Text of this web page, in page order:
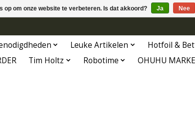
Leuke Artikelen Hotfoil &
Tim Holtz Robotime OHUHU
op om onze website te verbeteren. Is dat akkoord? Ja Nee